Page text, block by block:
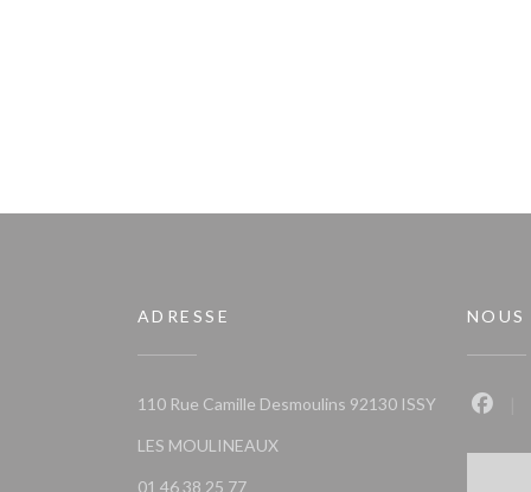
ADRESSE
110 Rue Camille Desmoulins 92130 ISSY
LES MOULINEAUX((ouvre une nouvelle fenêtre))
01 46 38 25 77
NOUS